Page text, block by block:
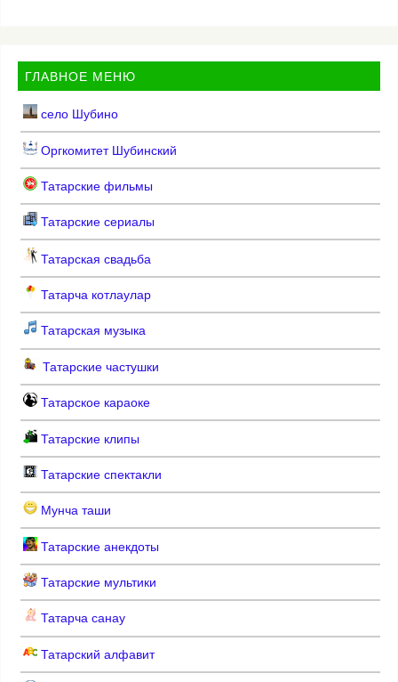
ГЛАВНОЕ МЕНЮ
село Шубино
Оргкомитет Шубинский
Татарские фильмы
Татарские сериалы
Татарская свадьба
Татарча котлаулар
Татарская музыка
Татарские частушки
Татарское караоке
Татарские клипы
Татарские спектакли
Мунча таши
Татарские анекдоты
Татарские мультики
Татарча санау
Татарский алфавит